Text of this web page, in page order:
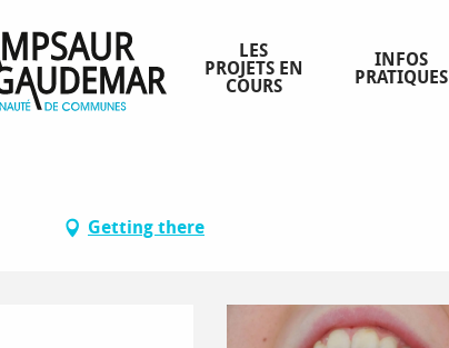
LES
PROJETS EN
COURS
INFOS
PRATIQUES
Getting there